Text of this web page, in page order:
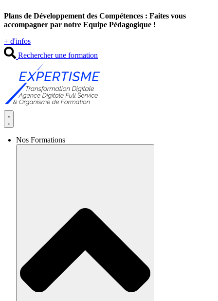
au
contenu
Plans de Développement des Compétences : Faites vous
accompagner par notre Equipe Pédagogique !
+ d'infos
Rechercher une formation
Nos Formations